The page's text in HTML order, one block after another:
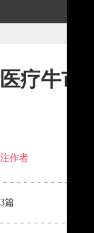
疗牛市
作者
篇